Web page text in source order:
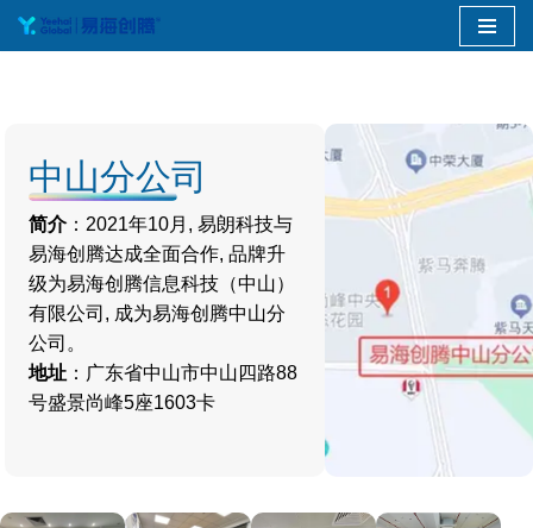
中山分公司
简介：2021年10月, 易朗科技与
易海创腾达成全面合作, 品牌升
级为易海创腾信息科技（中山）
有限公司, 成为易海创腾中山分
公司。
地址 ：广东省中山市中山四路88
号盛景尚峰5座1603卡